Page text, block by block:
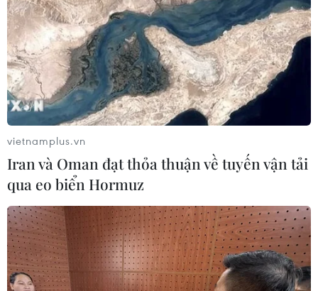
TIN CÙNG CHUYÊN MỤC
vietnamplus.vn
Iran và Oman đạt thỏa thuận về tuyến vận tải
qua eo biển Hormuz